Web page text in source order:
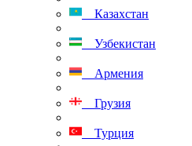
Казахстан
Узбекистан
Армения
Грузия
Турция